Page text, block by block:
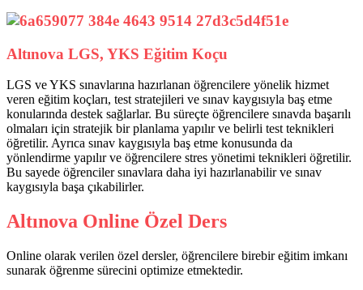
Altınova LGS, YKS Eğitim Koçu
LGS ve YKS sınavlarına hazırlanan öğrencilere yönelik hizmet
veren eğitim koçları, test stratejileri ve sınav kaygısıyla baş etme
konularında destek sağlarlar. Bu süreçte öğrencilere sınavda başarılı
olmaları için stratejik bir planlama yapılır ve belirli test teknikleri
öğretilir. Ayrıca sınav kaygısıyla baş etme konusunda da
yönlendirme yapılır ve öğrencilere stres yönetimi teknikleri öğretilir.
Bu sayede öğrenciler sınavlara daha iyi hazırlanabilir ve sınav
kaygısıyla başa çıkabilirler.
Altınova Online Özel Ders
Online olarak verilen özel dersler, öğrencilere birebir eğitim imkanı
sunarak öğrenme sürecini optimize etmektedir.